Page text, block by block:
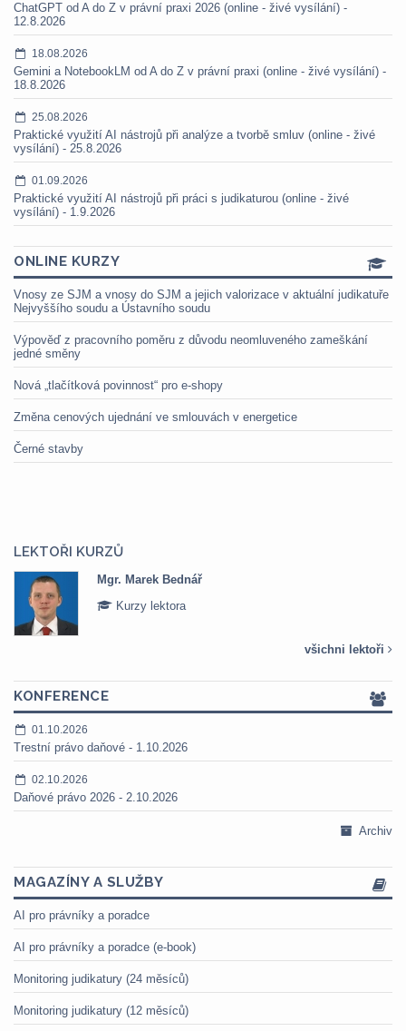
ChatGPT od A do Z v právní praxi 2026 (online - živé vysílání) -
12.8.2026
18.08.2026
Gemini a NotebookLM od A do Z v právní praxi (online - živé vysílání) -
18.8.2026
25.08.2026
Praktické využití AI nástrojů při analýze a tvorbě smluv (online - živé
vysílání) - 25.8.2026
01.09.2026
Praktické využití AI nástrojů při práci s judikaturou (online - živé
vysílání) - 1.9.2026
ONLINE KURZY
Vnosy ze SJM a vnosy do SJM a jejich valorizace v aktuální judikatuře
Nejvyššího soudu a Ústavního soudu
Výpověď z pracovního poměru z důvodu neomluveného zameškání
jedné směny
Nová „tlačítková povinnost“ pro e-shopy
Změna cenových ujednání ve smlouvách v energetice
Černé stavby
LEKTOŘI KURZŮ
Mgr. Marek Bednář
Kurzy lektora
všichni lektoři
KONFERENCE
01.10.2026
Trestní právo daňové - 1.10.2026
02.10.2026
Daňové právo 2026 - 2.10.2026
Archiv
MAGAZÍNY A SLUŽBY
AI pro právníky a poradce
AI pro právníky a poradce (e-book)
Monitoring judikatury (24 měsíců)
Monitoring judikatury (12 měsíců)